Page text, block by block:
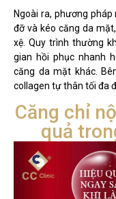
Ngoài ra, phương
đỡ và kéo căng da
xệ.Quy trình thường
gian hồi phục nhanh
căng da mặt khác.
collagen tự thân tối đa
Căng chỉ
quả